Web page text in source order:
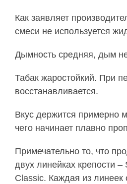
Как заявляет
смеси не используется
Дымность средняя, дым
Табак жаростойкий. При
восстанавливается.
Вкус держится примерно
чего начинает плавно
Примечательно то, что
двух линейках крепости –
Classic. Каждая из линеек